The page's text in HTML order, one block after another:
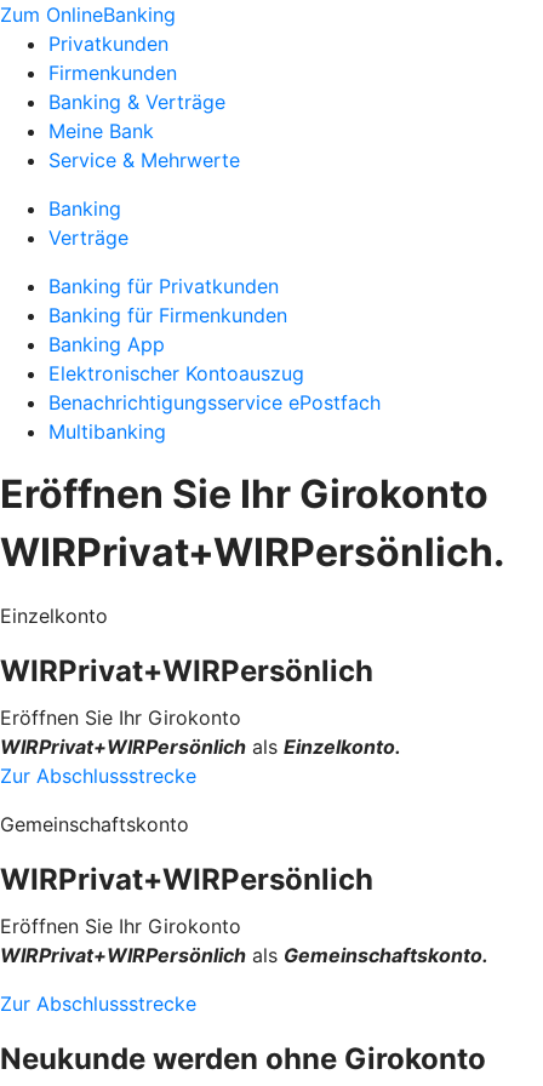
Zum OnlineBanking
Privatkunden
Firmenkunden
Banking & Verträge
Meine Bank
Service & Mehrwerte
Banking
Verträge
Banking für Privatkunden
Banking für Firmenkunden
Banking App
Elektronischer Kontoauszug
Benachrichtigungsservice ePostfach
Multibanking
Eröffnen Sie Ihr Girokonto
WIRPrivat+WIRPersönlich.
Einzelkonto
WIRPrivat+WIRPersönlich
Eröffnen Sie Ihr Girokonto
WIRPrivat+WIRPersönlich als Einzelkonto.
Zur Abschlussstrecke
Gemeinschaftskonto
WIRPrivat+WIRPersönlich
Eröffnen Sie Ihr Girokonto
WIRPrivat+WIRPersönlich als Gemeinschaftskonto.
Zur Abschlussstrecke
Neukunde werden ohne Girokonto